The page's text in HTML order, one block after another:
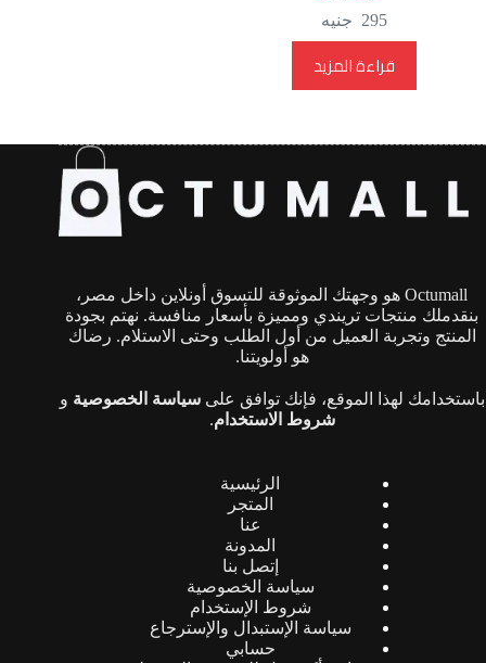
295 جنيه
قراءة المزيد
Octumall هو وجهتك الموثوقة للتسوق أونلاين داخل مصر،
بنقدملك منتجات تريندي ومميزة بأسعار منافسة. نهتم بجودة
المنتج وتجربة العميل من أول الطلب وحتى الاستلام. رضاك
هو أولويتنا.
باستخدامك لهذا الموقع، فإنك توافق علىسياسة الخصوصية و
شروط الاستخدام.
الرئيسية
المتجر
عنا
المدونة
إتصل بنا
سياسة الخصوصية
شروط الإستخدام
سياسة الإستبدال والإسترجاع
حسابي